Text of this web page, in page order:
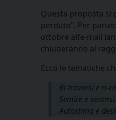
Questa proposta si
perduto”. Per
ottobre all’e-mail
chiuderanno al
Ecco le tematiche
Ri-trovarsi e ri-
Sentire e
Autostima e